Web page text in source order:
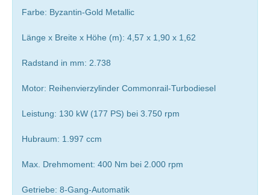
Farbe: Byzantin-Gold Metallic
Länge x Breite x Höhe (m): 4,57 x 1,90 x 1,62
Radstand in mm: 2.738
Motor: Reihenvierzylinder Commonrail-Turbodiesel
Leistung: 130 kW (177 PS) bei 3.750 rpm
Hubraum: 1.997 ccm
Max. Drehmoment: 400 Nm bei 2.000 rpm
Getriebe: 8-Gang-Automatik